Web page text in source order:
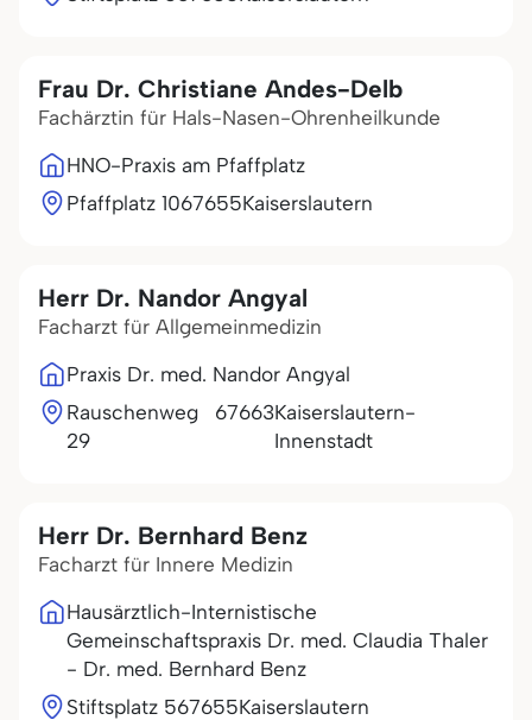
Frau Dr. Christiane Andes-Delb
Fachärztin für Hals-Nasen-Ohrenheilkunde
HNO-Praxis am Pfaffplatz
Pfaffplatz 1067655Kaiserslautern
Herr Dr. Nandor Angyal
Facharzt für Allgemeinmedizin
Praxis Dr. med. Nandor Angyal
Rauschenweg
29
67663Kaiserslautern-
Innenstadt
Herr Dr. Bernhard Benz
Facharzt für Innere Medizin
Hausärztlich-Internistische
Gemeinschaftspraxis Dr. med. Claudia Thaler
- Dr. med. Bernhard Benz
Stiftsplatz 567655Kaiserslautern